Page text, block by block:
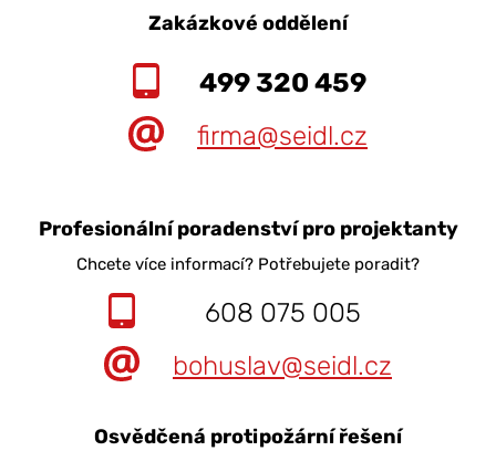
Zakázkové oddělení
499 320 459
firma@seidl.cz
Profesionální poradenství pro projektanty
Chcete více informací? Potřebujete poradit?
608 075 005
bohuslav@seidl.cz
Osvědčená protipožární řešení